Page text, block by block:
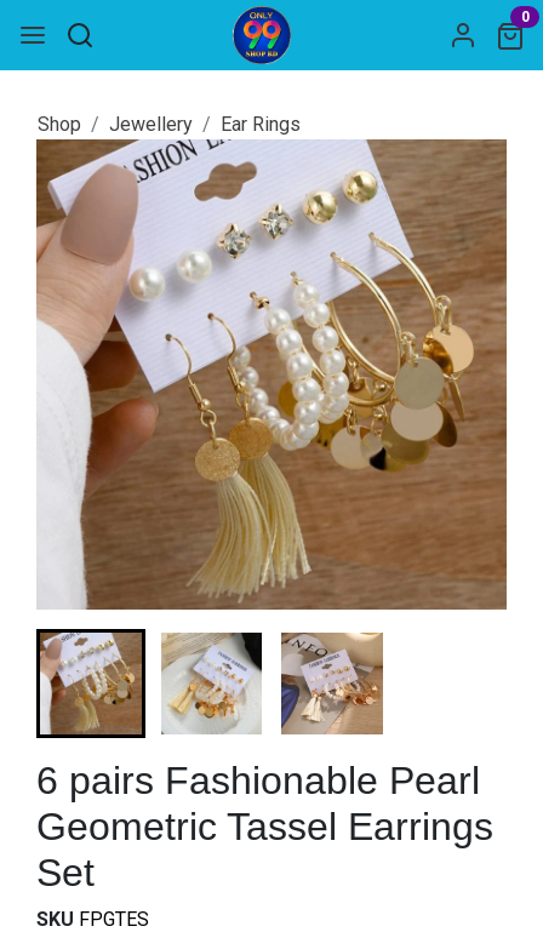
0
Shop Jewellery Ear Rings
6 pairs Fashionable Pearl
Geometric Tassel Earrings
Set
SKU FPGTES